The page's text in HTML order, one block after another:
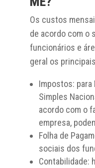
Os custos
de acordo com o
funcionários e
geral os
Impostos: para
Simples
acordo com o
empresa,
Folha de
sociais dos
Contabilidade: